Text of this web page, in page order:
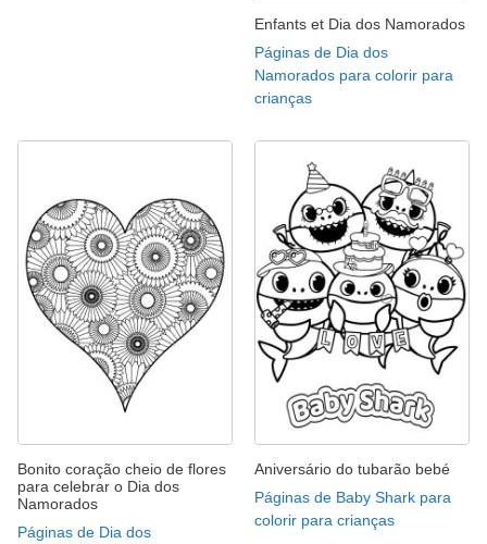
Enfants et Dia dos Namorados
Páginas de Dia dos
Namorados para colorir para
crianças
Bonito coração cheio de flores
para celebrar o Dia dos
Namorados
Páginas de Dia dos
Aniversário do tubarão bebé
Páginas de Baby Shark para
colorir para crianças